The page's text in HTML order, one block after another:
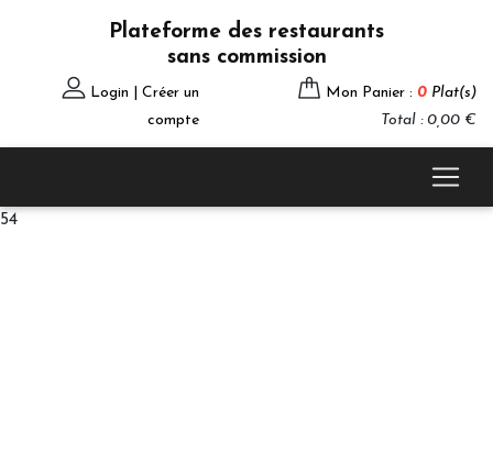
Plateforme des restaurants
sans commission
Login | Créer un
compte
Mon Panier : 0 Plat(s)
Total : 0,00 €
54